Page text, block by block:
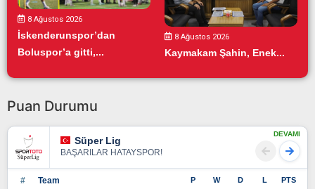
8 Ağustos 2026
İskenderunspor’dan
Boluspor’a gitti,...
8 Ağustos 2026
Kaymakam Şahin, Enek...
Puan Durumu
Süper Lig
BAŞARILAR HATAYSPOR!
DEVAMI
# Team P W D L PTS